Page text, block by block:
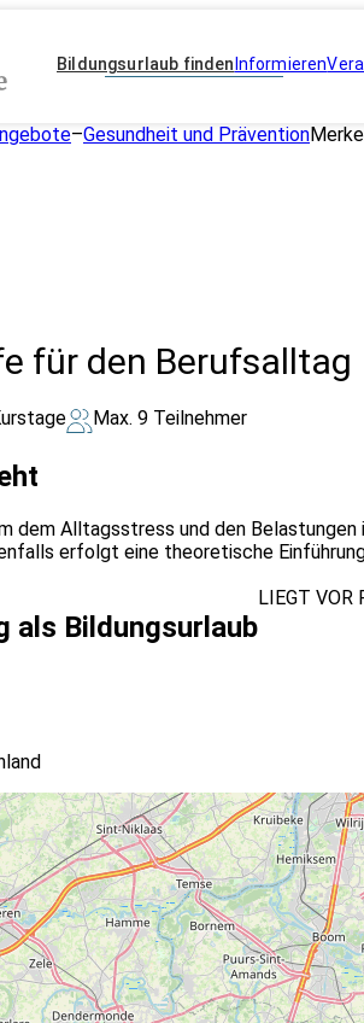
Bildungsurlaub finden Informieren
–Gesundheit und Prävention
für den Berufsalltag
Max. 9 Teilnehmer
dem Alltagsstress und den
erfolgt eine theoretische
als Bildungsurlaub
LIEGT VOR